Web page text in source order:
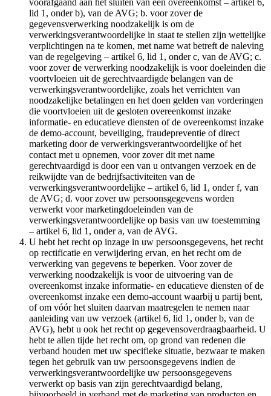
voorafgaand aan het sluiten van een overeenkomst – artikel 6,
lid 1, onder b), van de AVG; b. voor zover de
gegevensverwerking noodzakelijk is om de
verwerkingsverantwoordelijke in staat te stellen zijn wettelijke
verplichtingen na te komen, met name wat betreft de naleving
van de regelgeving – artikel 6, lid 1, onder c, van de AVG; c.
voor zover de verwerking noodzakelijk is voor doeleinden die
voortvloeien uit de gerechtvaardigde belangen van de
verwerkingsverantwoordelijke, zoals het verrichten van
noodzakelijke betalingen en het doen gelden van vorderingen
die voortvloeien uit de gesloten overeenkomst inzake
informatie- en educatieve diensten of de overeenkomst inzake
de demo-account, beveiliging, fraudepreventie of direct
marketing door de verwerkingsverantwoordelijke of het
contact met u opnemen, voor zover dit met name
gerechtvaardigd is door een van u ontvangen verzoek en de
reikwijdte van de bedrijfsactiviteiten van de
verwerkingsverantwoordelijke – artikel 6, lid 1, onder f, van
de AVG; d. voor zover uw persoonsgegevens worden
verwerkt voor marketingdoeleinden van de
verwerkingsverantwoordelijke op basis van uw toestemming
– artikel 6, lid 1, onder a, van de AVG.
U hebt het recht op inzage in uw persoonsgegevens, het recht
op rectificatie en verwijdering ervan, en het recht om de
verwerking van gegevens te beperken. Voor zover de
verwerking noodzakelijk is voor de uitvoering van de
overeenkomst inzake informatie- en educatieve diensten of de
overeenkomst inzake een demo-account waarbij u partij bent,
of om vóór het sluiten daarvan maatregelen te nemen naar
aanleiding van uw verzoek (artikel 6, lid 1, onder b, van de
AVG), hebt u ook het recht op gegevensoverdraagbaarheid. U
hebt te allen tijde het recht om, op grond van redenen die
verband houden met uw specifieke situatie, bezwaar te maken
tegen het gebruik van uw persoonsgegevens indien de
verwerkingsverantwoordelijke uw persoonsgegevens
verwerkt op basis van zijn gerechtvaardigd belang,